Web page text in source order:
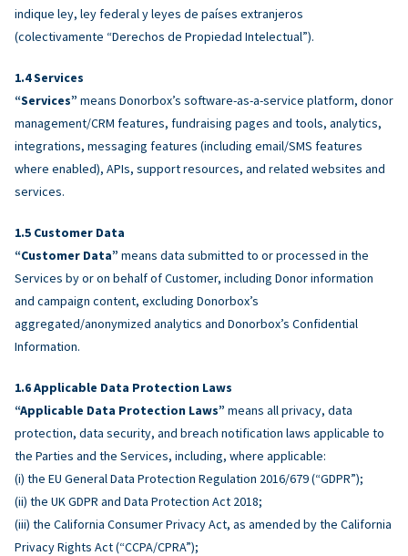
indique ley, ley federal y leyes de países extranjeros
(colectivamente “Derechos de Propiedad Intelectual”).
Services
“Services” means Donorbox’s software-as-a-service platform, donor
management/CRM features, fundraising pages and tools, analytics,
integrations, messaging features (including email/SMS features
where enabled), APIs, support resources, and related websites and
services.
Customer Data
“Customer Data” means data submitted to or processed in the
Services by or on behalf of Customer, including Donor information
and campaign content, excluding Donorbox’s
aggregated/anonymized analytics and Donorbox’s Confidential
Information.
Applicable Data Protection Laws
“Applicable Data Protection Laws” means all privacy, data
protection, data security, and breach notification laws applicable to
the Parties and the Services, including, where applicable:
(i) the EU General Data Protection Regulation 2016/679 (“GDPR”);
(ii) the UK GDPR and Data Protection Act 2018;
(iii) the California Consumer Privacy Act, as amended by the California
Privacy Rights Act (“CCPA/CPRA”);